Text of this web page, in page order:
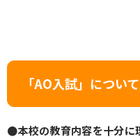
「AO入試」について
●本校の教育内容を十分に